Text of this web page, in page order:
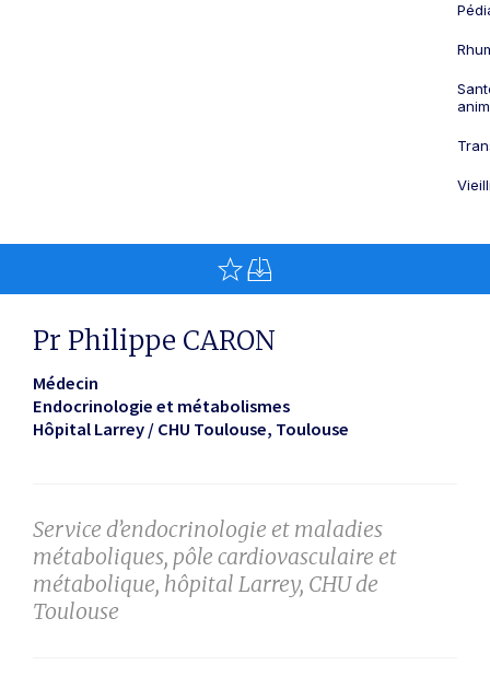
Pr Philippe CARON
Médecin
Endocrinologie et métabolismes
Hôpital Larrey / CHU Toulouse Toulouse
Service d’endocrinologie et maladies
métaboliques, pôle cardiovasculaire et
métabolique, hôpital Larrey, CHU de
Toulouse